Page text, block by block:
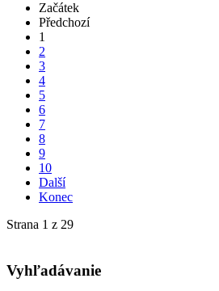
Začátek
Předchozí
1
2
3
4
5
6
7
8
9
10
Další
Konec
Strana 1 z 29
Vyhľadávanie